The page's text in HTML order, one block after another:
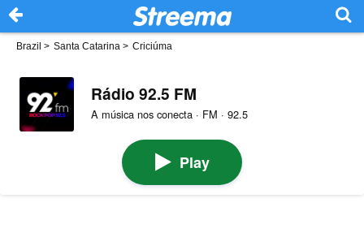
Brazil > Santa Catarina > Criciúma
Rádio 92.5 FM
A música nos conecta · FM · 92.5
Play